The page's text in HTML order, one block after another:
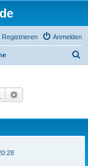
Anmelden
Registrieren
Suche